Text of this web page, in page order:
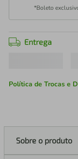
*Boleto
Entrega
Política de Trocas e
Sobre o produto